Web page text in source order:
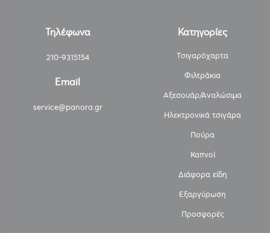
Τηλέφωνα
210-9315154
Email
service@panora.gr
Κατηγορίες
Τσιγαρόχαρτα
Φιλτράκια
Αξεσουάρ/Αναλώσιμα
Ηλεκτρονικά τσιγάρα
Πούρα
Καπνοί
Διάφορα είδη
Εξαργύρωση
Προσφορές